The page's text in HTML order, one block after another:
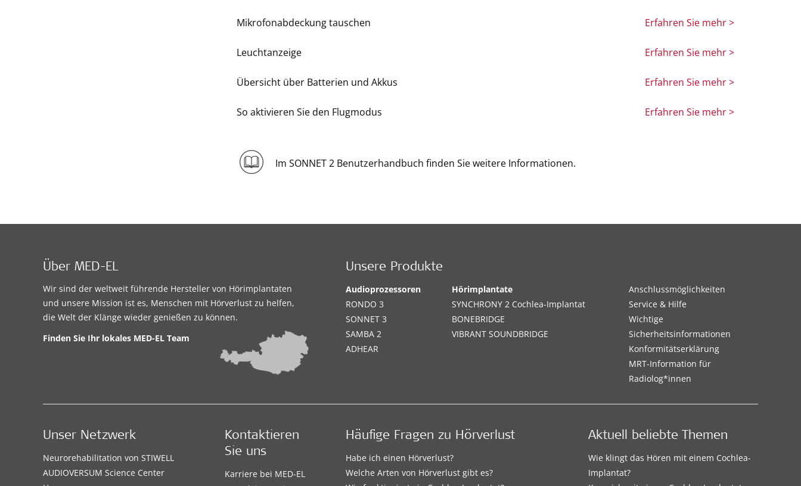
Mikrofonabdeckung tauschen Erfahren Sie mehr >
Leuchtanzeige Erfahren Sie mehr >
Übersicht über Batterien und Akkus Erfahren Sie mehr >
So aktivieren Sie den Flugmodus Erfahren Sie mehr >
Im SONNET 2 Benutzerhandbuch finden Sie weitere Informationen.
Über MED-EL
Wir sind der weltweit führende Hersteller von Hörimplantaten
und unsere Mission ist es, Menschen mit Hörverlust zu helfen,
die Welt der Klänge wieder genießen zu können.
Finden Sie Ihr lokales MED-EL Team
Unsere Produkte
Audioprozessoren
RONDO 3
SONNET 3
SAMBA 2
ADHEAR
Hörimplantate
SYNCHRONY 2 Cochlea-Implantat
BONEBRIDGE
VIBRANT SOUNDBRIDGE
Anschlussmöglichkeiten
Service & Hilfe
Wichtige
Sicherheitsinformationen
Konformitätserklärung
MRT-Information für
Radiolog*innen
Häufige Fragen zu Hörverlust
Habe ich einen Hörverlust?
Welche Arten von Hörverlust gibt es?
Aktuell beliebte Themen
Wie klingt das Hören mit einem Cochlea-
Implantat?
Unser Netzwerk
Neurorehabilitation von STIWELL
AUDIOVERSUM Science Center
Kontaktieren
Sie uns
Karriere bei MED-EL